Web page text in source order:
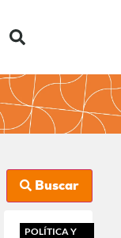
Buscar
POLÍTICA Y